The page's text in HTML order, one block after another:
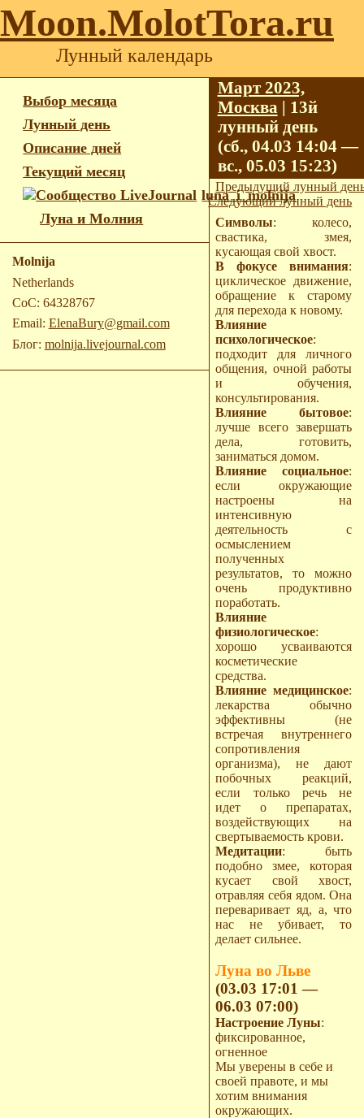
Moon.MolotTora.ru
Лунный календарь
Выбор месяца
Лунный день
Описание дней
Текущий месяц
luna_i_molnija
Луна и Молния
Molnija
Netherlands
CoC: 64328767
Email: ElenaBury@gmail.com
Блог: molnija.livejournal.com
Март 2023,
Москва | 13й
лунный день
(сб., 04.03 14:04 —
вс., 05.03 15:23)
Предыдущий лунный
Следующий лунный день
Символы: колесо,
свастика, змея,
кусающая свой хвост.
В фокусе внимания:
циклическое движение,
обращение к старому
для перехода к новому.
Влияние
психологическое:
подходит для личного
общения, очной работы
и обучения,
консультирования.
Влияние бытовое:
лучше всего завершать
дела, готовить,
заниматься домом.
Влияние социальное:
если окружающие
настроены на
интенсивную
деятельность с
осмыслением
полученных
результатов, то можно
очень продуктивно
поработать.
Влияние
физиологическое:
хорошо усваиваются
косметические
средства.
Влияние медицинское:
лекарства обычно
эффективны (не
встречая внутреннего
сопротивления
организма), не дают
побочных реакций,
если только речь не
идет о препаратах,
воздействующих на
свертываемость крови.
Медитации: быть
подобно змее, которая
кусает свой хвост,
отравляя себя ядом. Она
переваривает яд, а, что
нас не убивает, то
делает сильнее.
Луна во Льве
(03.03 17:01 —
06.03 07:00)
Настроение Луны:
фиксированное,
огненное
Мы уверены в себе и
своей правоте, и мы
хотим внимания
окружающих.